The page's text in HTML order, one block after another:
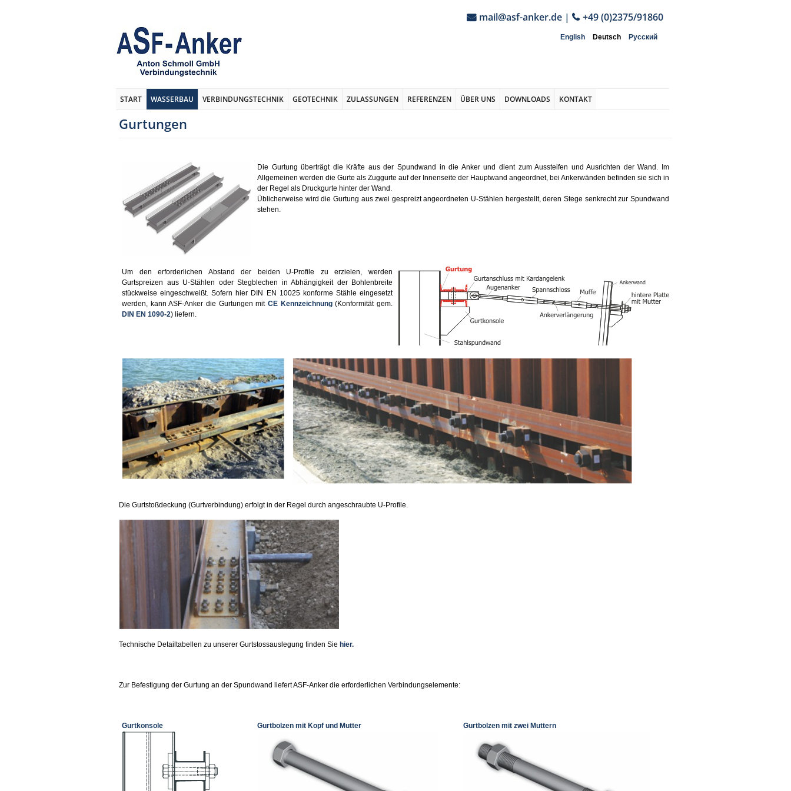
mail@asf-anker.de | +49 (0)2375/91860
English Deutsch Русский
START WASSERBAU VERBINDUNGSTECHNIK GEOTECHNIK ZULASSUNGEN REFERENZEN ÜBER UNS DOWNLOADS KONTAKT
Gurtungen
Die Gurtung überträgt die Kräfte aus der Spundwand in die Anker und dient zum Aussteifen und Ausrichten der Wand. Im
Allgemeinen werden die Gurte als Zuggurte auf der Innenseite der Hauptwand angeordnet, bei Ankerwänden befinden sie sich in
der Regel als Druckgurte hinter der Wand.
Üblicherweise wird die Gurtung aus zwei gespreizt angeordneten U-Stählen hergestellt, deren Stege senkrecht zur Spundwand
stehen.
Um den erforderlichen Abstand der beiden U-Profile zu erzielen, werden
Gurtspreizen aus U-Stählen oder Stegblechen in Abhängigkeit der Bohlenbreite
stückweise eingeschweißt. Sofern hier DIN EN 10025 konforme Stähle eingesetzt
werden, kann ASF-Anker die Gurtungen mit CE Kennzeichnung(Konformität gem.
DIN EN 1090-2) liefern.
Die Gurtstoßdeckung (Gurtverbindung) erfolgt in der Regel durch angeschraubte U-Profile.
Technische Detailtabellen zu unserer Gurtstossauslegung finden Sie hier.
Zur Befestigung der Gurtung an der Spundwand liefert ASF-Anker die erforderlichen Verbindungselemente:
Gurtkonsole Gurtbolzen mit Kopf und Mutter Gurtbolzen mit zwei Muttern